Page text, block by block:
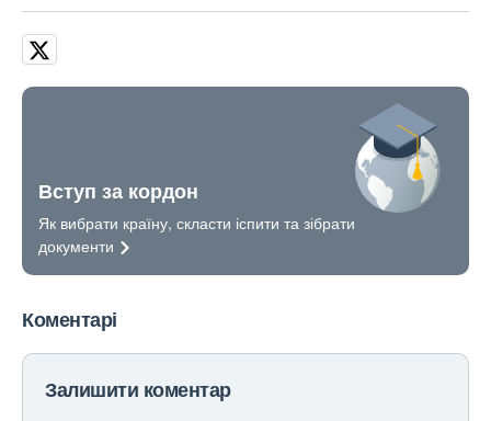
Вступ за кордон
Як вибрати країну, скласти іспити та зібрати
документи
Коментарі
Залишити коментар